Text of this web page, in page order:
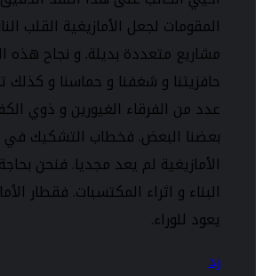
المقومات لجعل الأمازيغية القلب
مشاريع متعددة بديلة. و نجاح هذه
حافزيتنا و شغفنا و حماسنا و كذلك
عدد من الفرقاء الغيورين و ذوي
بعضنا البعض. فخطاب التشكيك في
الأمازيغية لم يعد مجديا. فنحن
البناء و اثراء المكتسبات. فقطار
يعود للوراء.
رد